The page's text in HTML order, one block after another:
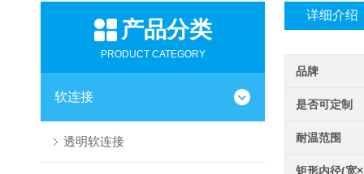
产品分类
PRODUCT CATEGORY
软连接
透明软连接
详细介绍
品牌
是否可定制
耐温范围
矩形内径(宽×